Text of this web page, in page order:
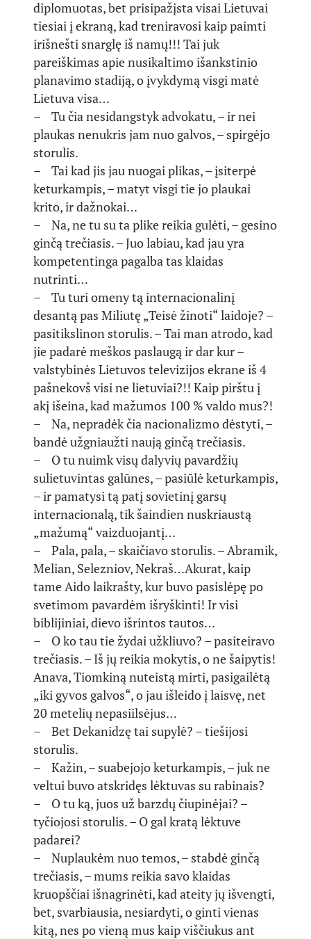
diplomuotas, bet prisipažįsta visai Lietuvai
tiesiai į ekraną, kad treniravosi kaip paimti
irišnešti snarglę iš namų!!! Tai juk
pareiškimas apie nusikaltimo išankstinio
planavimo stadiją, o įvykdymą visgi matė
Lietuva visa…
– Tu čia nesidangstyk advokatu, – ir nei
plaukas nenukris jam nuo galvos, – spirgėjo
storulis.
– Tai kad jis jau nuogai plikas, – įsiterpė
keturkampis, – matyt visgi tie jo plaukai
krito, ir dažnokai…
– Na, ne tu su ta plike reikia gulėti, – gesino
ginčą trečiasis. – Juo labiau, kad jau yra
kompetentinga pagalba tas klaidas
nutrinti…
– Tu turi omeny tą internacionalinį
desantą pas Miliutę „Teisė žinoti“ laidoje? –
pasitikslinon storulis. – Tai man atrodo, kad
jie padarė meškos paslaugą ir dar kur –
valstybinės Lietuvos televizijos ekrane iš 4
pašnekovš visi ne lietuviai?!! Kaip pirštu į
akį išeina, kad mažumos 100 % valdo mus?!
– Na, nepradėk čia nacionalizmo dėstyti, –
bandė užgniaužti naują ginčą trečiasis.
– O tu nuimk visų dalyvių pavardžių
sulietuvintas galūnes, – pasiūlė keturkampis,
– ir pamatysi tą patį sovietinį garsų
internacionalą, tik šaindien nuskriaustą
„mažumą“ vaizduojantį…
– Pala, pala, – skaičiavo storulis. – Abramik,
Melian, Selezniov, Nekraš…Akurat, kaip
tame Aido laikrašty, kur buvo pasislėpę po
svetimom pavardėm išryškinti! Ir visi
biblijiniai, dievo išrintos tautos…
– O ko tau tie žydai užkliuvo? – pasiteiravo
trečiasis. – Iš jų reikia mokytis, o ne šaipytis!
Anava, Tiomkiną nuteistą mirti, pasigailėtą
„iki gyvos galvos“, o jau išleido į laisvę, net
20 metelių nepasiilsėjus…
– Bet Dekanidzę tai supylė? – tiešijosi
storulis.
– Kažin, – suabejojo keturkampis, – juk ne
veltui buvo atskridęs lėktuvas su rabinais?
– O tu ką, juos už barzdų čiupinėjai? –
tyčiojosi storulis. – O gal kratą lėktuve
padarei?
– Nuplaukėm nuo temos, – stabdė ginčą
trečiasis, – mums reikia savo klaidas
kruopščiai išnagrinėti, kad ateity jų išvengti,
bet, svarbiausia, nesiardyti, o ginti vienas
kitą, nes po vieną mus kaip viščiukus ant